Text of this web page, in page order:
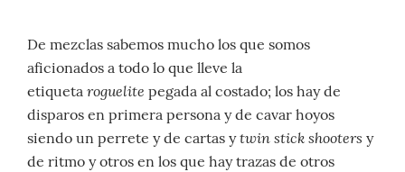
De mezclas sabemos mucho los que somos
aficionados a todo lo que lleve la
etiqueta roguelite pegada al costado; los hay de
disparos en primera persona y de cavar hoyos
siendo un perrete y de cartas ytwin stick shooters y
de ritmo y otros en los que hay trazas de otros